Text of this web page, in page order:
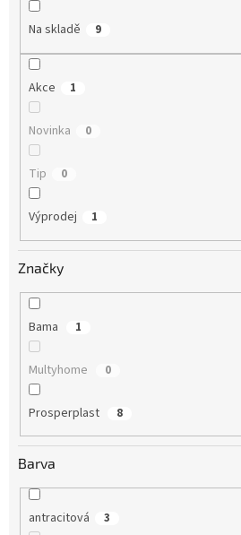
Na skladě 9
Akce 1
Novinka 0
Tip 0
Výprodej 1
Značky
Bama 1
Multyhome 0
Prosperplast 8
Barva
antracitová 3